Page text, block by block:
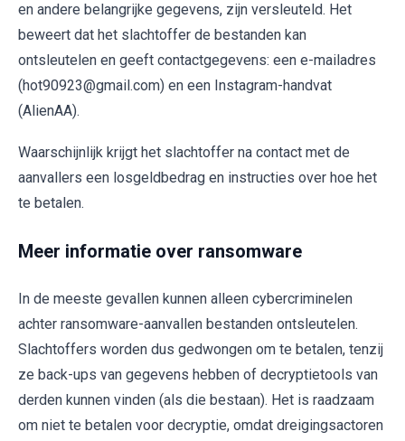
en andere belangrijke gegevens, zijn versleuteld. Het
beweert dat het slachtoffer de bestanden kan
ontsleutelen en geeft contactgegevens: een e-mailadres
(hot90923@gmail.com) en een Instagram-handvat
(AlienAA).
Waarschijnlijk krijgt het slachtoffer na contact met de
aanvallers een losgeldbedrag en instructies over hoe het
te betalen.
Meer informatie over ransomware
In de meeste gevallen kunnen alleen cybercriminelen
achter ransomware-aanvallen bestanden ontsleutelen.
Slachtoffers worden dus gedwongen om te betalen, tenzij
ze back-ups van gegevens hebben of decryptietools van
derden kunnen vinden (als die bestaan). Het is raadzaam
om niet te betalen voor decryptie, omdat dreigingsactoren